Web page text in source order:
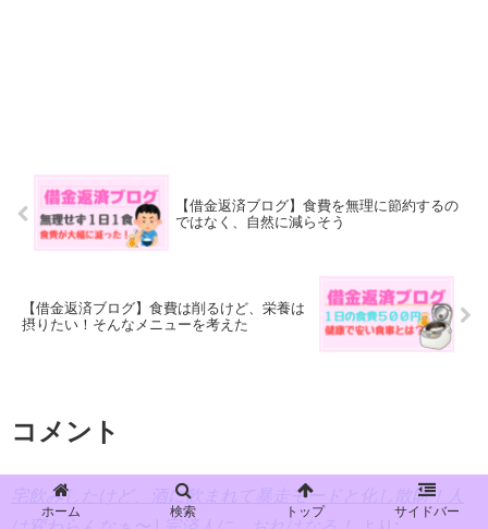
【借金返済ブログ】食費を無理に節約するの
ではなく、自然に減らそう
【借金返済ブログ】食費は削るけど、栄養は
摂りたい！そんなメニューを考えた
コメント
宅飲みしたけど、酒に飲まれて暴走モードと化し散財！人
ホーム 検索 トップ サイドバー